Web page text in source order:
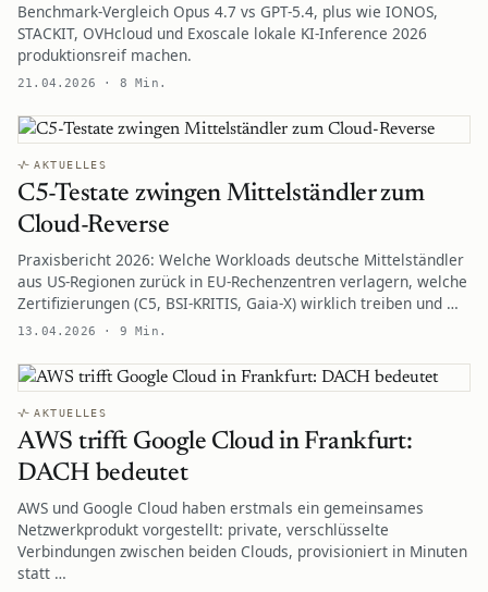
Benchmark-Vergleich Opus 4.7 vs GPT-5.4, plus wie IONOS,
STACKIT, OVHcloud und Exoscale lokale KI-Inference 2026
produktionsreif machen.
21.04.2026 · 8 Min.
AKTUELLES
C5-Testate zwingen Mittelständler zum
Cloud-Reverse
Praxisbericht 2026: Welche Workloads deutsche Mittelständler
aus US-Regionen zurück in EU-Rechenzentren verlagern, welche
Zertifizierungen (C5, BSI-KRITIS, Gaia-X) wirklich treiben und …
13.04.2026 · 9 Min.
AKTUELLES
AWS trifft Google Cloud in Frankfurt:
DACH bedeutet
AWS und Google Cloud haben erstmals ein gemeinsames
Netzwerkprodukt vorgestellt: private, verschlüsselte
Verbindungen zwischen beiden Clouds, provisioniert in Minuten
statt …